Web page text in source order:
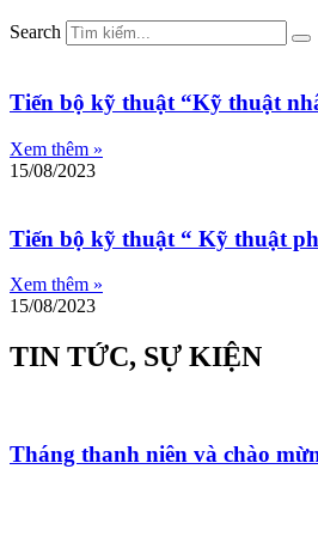
Search
Tiến bộ kỹ thuật “Kỹ thuật
Xem thêm »
15/08/2023
Tiến bộ kỹ thuật “ Kỹ thuật
Xem thêm »
15/08/2023
TIN TỨC, SỰ KIỆN
Tháng thanh niên và chào